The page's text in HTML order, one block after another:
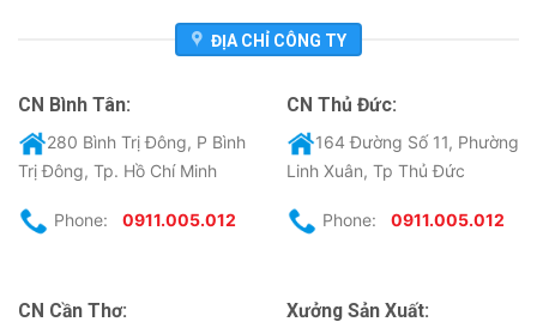
ĐỊA CHỈ CÔNG TY
CN Bình Tân:
280 Bình Trị Đông, P Bình
Trị Đông, Tp. Hồ Chí Minh
Phone: 0911.005.012
CN Thủ Đức:
164 Đường Số 11, Phường
Linh Xuân, Tp Thủ Đức
Phone: 0911.005.012
CN Cần Thơ: Xưởng Sản Xuất: